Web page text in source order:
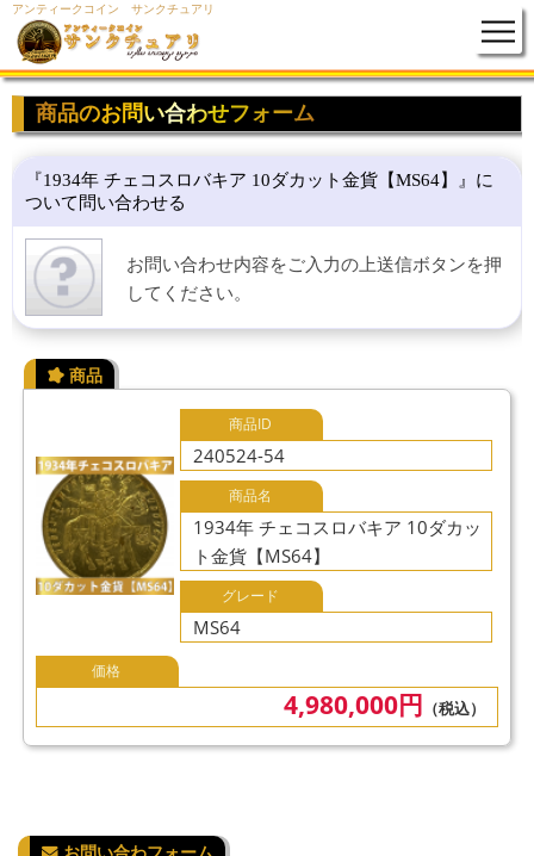
アンティークコイン サンクチュアリ
商品のお問い合わせフォーム
『1934年 チェコスロバキア 10ダカット金貨【MS64】』に
ついて問い合わせる
お問い合わせ内容をご入力の上送信ボタンを押
してください。
商品ID
240524-54
商品名
1934年 チェコスロバキア 10ダカッ
ト金貨【MS64】
グレード
MS64
価格
4,980,000円 （税込）